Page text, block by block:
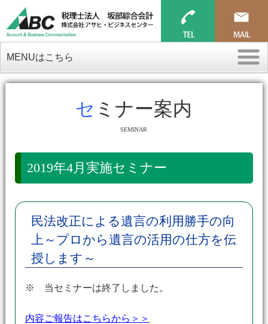
MENUはこちら
セミナー案内
SEMINAR
2019年4月実施セミナー
民法改正による遺言の利用勝手の向
上～プロから遺言の活用の仕方を伝
授します～
※ 当セミナーは終了しました。
内容ご報告はこちらから＞＞